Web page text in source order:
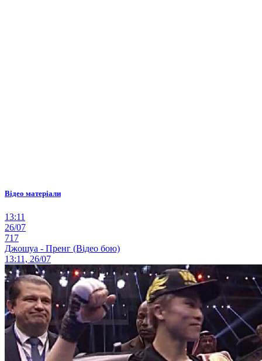
Відео матеріали
13:11
26/07
717
Джошуа - Пренг (Відео бою)
13:11, 26/07